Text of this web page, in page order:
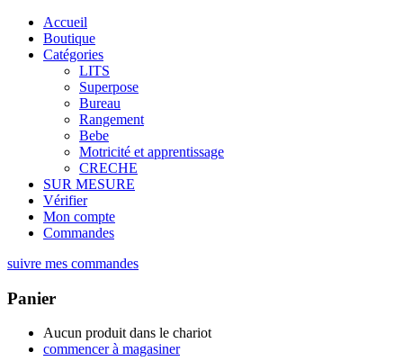
Accueil
Boutique
Catégories
LITS
Superpose
Bureau
Rangement
Bebe
Motricité et apprentissage
CRECHE
SUR MESURE
Vérifier
Mon compte
Commandes
suivre mes commandes
Panier
Aucun produit dans le chariot
commencer à magasiner